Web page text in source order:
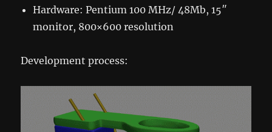
Hardware: Pentium 100 MHz/ 48Mb, 15″
monitor, 800×600 resolution
Development process: